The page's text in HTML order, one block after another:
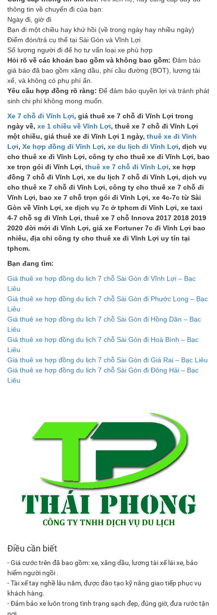
thông tin về chuyến đi của bạn:
Ngày đi, giờ đi
Bạn đi một chiều hay khứ hồi (về trong ngày hay nhiều ngày)
Điểm đón/trả cụ thể tại Sài Gòn và Vĩnh Lợi
Số lượng người đi để họ tư vấn loại xe phù hợp
Hỏi rõ về các khoản bao gồm và không bao gồm: Đảm bảo
giá báo đã bao gồm xăng dầu, phí cầu đường (BOT), lương tài
xế, và không có phụ phí ẩn.
Yêu cầu hợp đồng rõ ràng: Để đảm bảo quyền lợi và tránh phát
sinh chi phí không mong muốn.
Xe 7 chỗ đi Vĩnh Lợi, giá thuê xe 7 chỗ đi Vĩnh Lợi trong
ngày về, xe 1 chiều về Vĩnh Lợi, thuê xe 7 chỗ đi Vĩnh Lợi
một chiều, giá thuê xe đi Vĩnh Lợi 1 ngày, thuê xe đi Vĩnh
Lợi, Xe hợp đồng đi Vĩnh Lợi, xe du lịch đi Vĩnh Lợi, dịch vụ
cho thuê xe đi Vĩnh Lợi, công ty cho thuê xe đi Vĩnh Lợi, bao
xe trọn gói đi Vĩnh Lợi, thuê xe 7 chỗ đi Vĩnh Lợi, xe hợp
đồng 7 chỗ đi Vĩnh Lợi, xe du lịch 7 chỗ đi Vĩnh Lợi, dịch vụ
cho thuê xe 7 chỗ đi Vĩnh Lợi, công ty cho thuê xe 7 chỗ đi
Vĩnh Lợi, bao xe 7 chỗ trọn gói đi Vĩnh Lợi, xe 4c-7c từ Sài
Gòn về Vĩnh Lợi, xe dịch vụ 7c ở tphcm đi Vĩnh Lợi, xe taxi
4-7 chỗ sg đi Vĩnh Lợi, thuê xe 7 chỗ Innova 2017 2018 2019
2020 đời mới đi Vĩnh Lợi, giá xe Fortuner 7c đi Vĩnh Lợi bao
nhiêu, địa chỉ công ty cho thuê xe đi Vĩnh Lợi uy tín tại
tphcm.
Bạn đang tìm:
Giá thuê xe hợp đồng du lịch 7 chỗ Sài Gòn đi Vĩnh Lợi – Bạc
Liêu
Giá thuê xe hợp đồng du lịch 7 chỗ Sài Gòn đi Phước Long – Bạc
Liêu
Giá thuê xe hợp đồng du lịch 7 chỗ Sài Gòn đi Hồng Dân – Bạc
Liêu
Giá thuê xe hợp đồng du lịch 7 chỗ Sài Gòn đi Hoà Bình – Bạc
Liêu
Giá thuê xe hợp đồng du lịch 7 chỗ Sài Gòn đi Giá Rai – Bạc Liêu
Giá thuê xe hợp đồng du lịch 7 chỗ Sài Gòn đi Đông Hải – Bạc
Liêu
Điều cần biết
- Giá cước trên đã bao gồm: xe, xăng dầu, lương tài xế lái xe, bảo
hiểm người ngồi .
- Tài xế tay nghề lâu năm, được đào tạo kỹ năng giao tiếp phục vụ
khách hàng.
- Đảm bảo xe luôn trong tình trạng sạch đẹp, đúng giờ, đưa rước tận